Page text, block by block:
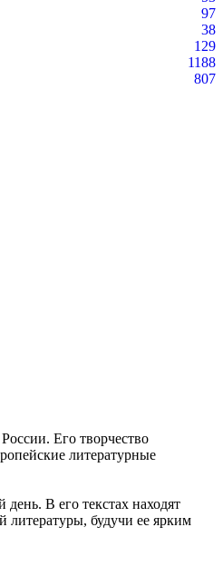
97
38
129
1188
807
Его творчество
литературные
В его текстах находят
литературы, будучи ее ярким